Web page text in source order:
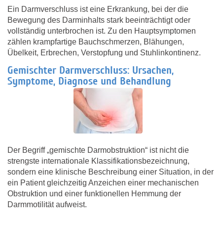
Ein Darmverschluss ist eine Erkrankung, bei der die
Bewegung des Darminhalts stark beeinträchtigt oder
vollständig unterbrochen ist. Zu den Hauptsymptomen
zählen krampfartige Bauchschmerzen, Blähungen,
Übelkeit, Erbrechen, Verstopfung und Stuhlinkontinenz.
Gemischter Darmverschluss: Ursachen,
Symptome, Diagnose und Behandlung
Der Begriff „gemischte Darmobstruktion“ ist nicht die
strengste internationale Klassifikationsbezeichnung,
sondern eine klinische Beschreibung einer Situation, in der
ein Patient gleichzeitig Anzeichen einer mechanischen
Obstruktion und einer funktionellen Hemmung der
Darmmotilität aufweist.